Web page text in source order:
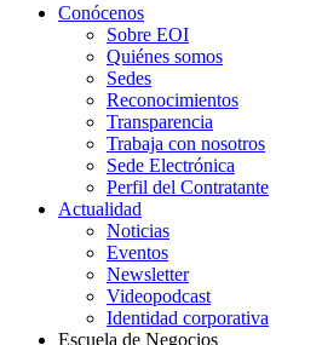
Conócenos
Sobre EOI
Quiénes somos
Sedes
Reconocimientos
Transparencia
Trabaja con nosotros
Sede Electrónica
Perfil del Contratante
Actualidad
Noticias
Eventos
Newsletter
Videopodcast
Identidad corporativa
Escuela de Negocios